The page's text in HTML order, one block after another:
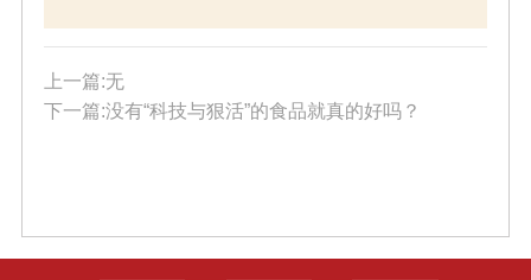
上一篇:无
下一篇:没有“科技与狠活”的食品就真的好吗？